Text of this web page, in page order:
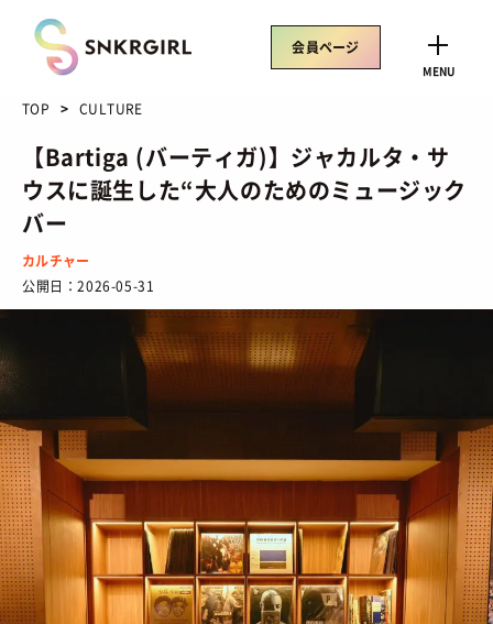
content
CLOSE
トレンドワード
サイズ感
コラボ
サンダル
Salomon
SNEAKERS
TOP/ スニーカートップ
BRANDS/ ブランドから探す
COLORS/ カラーで探す
CALENDAR/ 発売日カレンダー
会員ページ
MENU
TOP CULTURE
【Bartiga (バーティガ)】ジャカルタ・サ
ウスに誕生した“大人のためのミュージック
バー
カルチャー
公開日：2026-05-31